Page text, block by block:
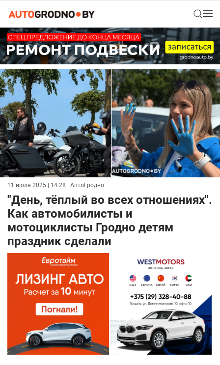
11 июля 2025 | 14:28 | АвтоГродно
"День, тёплый во всех отношениях".
Как автомобилисты и
мотоциклисты Гродно детям
праздник сделали